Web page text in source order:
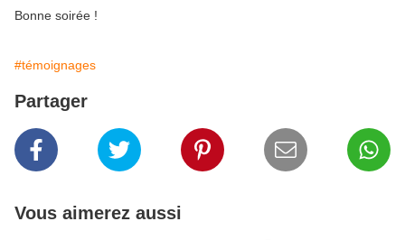
Bonne soirée !
#témoignages
Partager
Vous aimerez aussi